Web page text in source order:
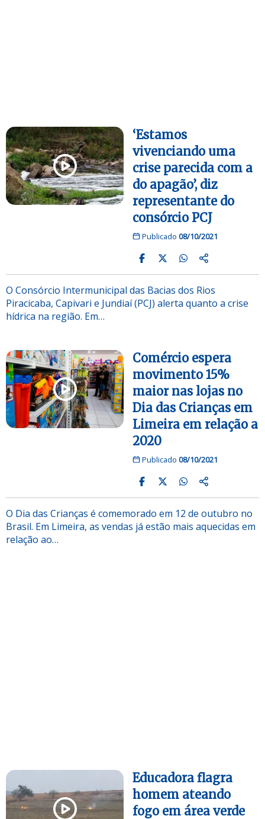
‘Estamos
vivenciando uma
crise parecida com a
do apagão’, diz
representante do
consórcio PCJ
Publicado 08/10/2021
O Consórcio Intermunicipal das Bacias dos Rios
Piracicaba, Capivari e Jundiaí (PCJ) alerta quanto a crise
hídrica na região. Em…
Comércio espera
movimento 15%
maior nas lojas no
Dia das Crianças em
Limeira em relação a
2020
Publicado 08/10/2021
O Dia das Crianças é comemorado em 12 de outubro no
Brasil. Em Limeira, as vendas já estão mais aquecidas em
relação ao…
Educadora flagra
homem ateando
fogo em área verde